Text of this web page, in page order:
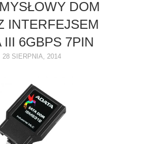
DOM
INTERFEJSEM
III 6GBPS 7PIN
28 SIERPNIA, 2014